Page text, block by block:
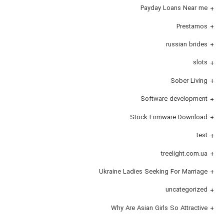
Payday Loans Near me
Prestamos
russian brides
slots
Sober Living
Software development
Stock Firmware Download
test
treelight.com.ua
Ukraine Ladies Seeking For Marriage
uncategorized
Why Are Asian Girls So Attractive